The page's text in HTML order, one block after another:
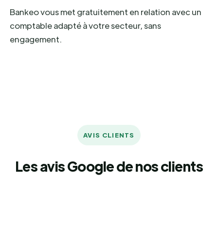
Bankeo vous met gratuitement en relation avec un
comptable adapté à votre secteur, sans
engagement.
AVIS CLIENTS
Les avis Google de nos clients